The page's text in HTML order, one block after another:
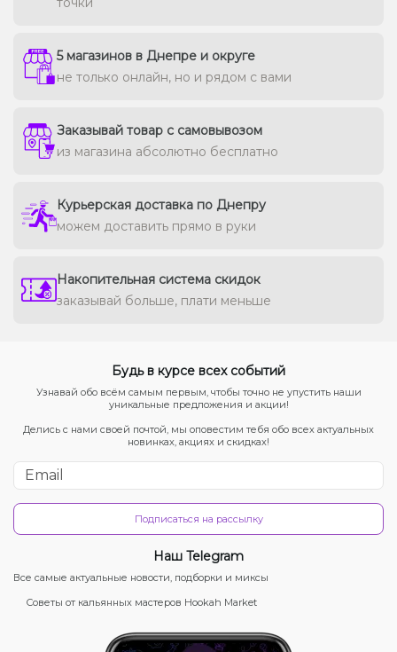
5 магазинов в Днепре и округе
не только онлайн, но и рядом с вами
Заказывай товар с самовывозом
из магазина абсолютно бесплатно
Курьерская доставка по Днепру
можем доставить прямо в руки
Накопительная система скидок
заказывай больше, плати меньше
Будь в курсе всех событий
Узнавай обо всём самым первым, чтобы точно не упустить наши
уникальные предложения и акции!
Делись с нами своей почтой, мы оповестим тебя обо всех актуальных
новинках, акциях и скидках!
Подписаться на рассылку
Наш Telegram
Все самые актуальные новости, подборки и миксы
Советы от кальянных мастеров Hookah Market